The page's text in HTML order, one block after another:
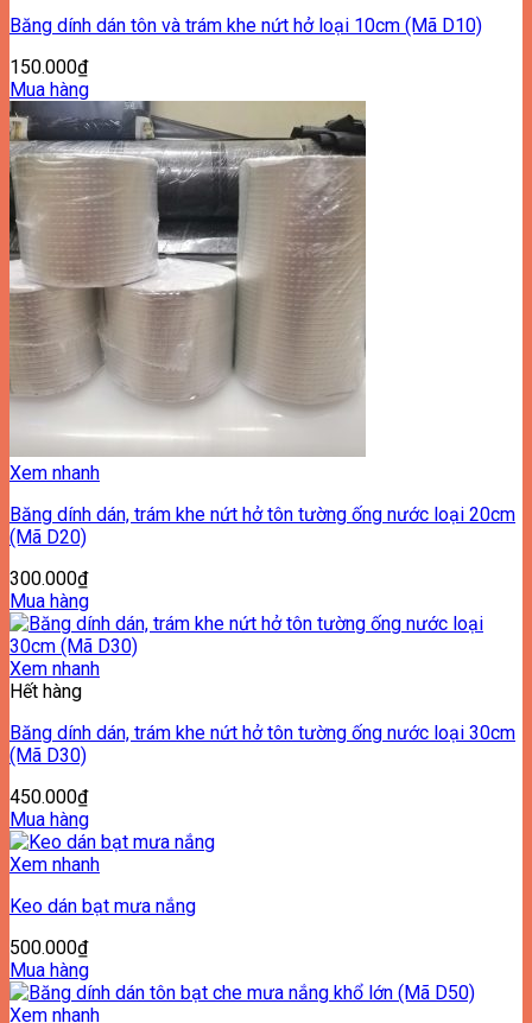
Băng dính dán tôn và trám khe nứt hở loại 10cm (Mã D10)
150.000₫
Mua hàng
Xem nhanh
Băng dính dán, trám khe nứt hở tôn tường ống nước loại 20cm
(Mã D20)
300.000₫
Mua hàng
Xem nhanh
Hết hàng
Băng dính dán, trám khe nứt hở tôn tường ống nước loại 30cm
(Mã D30)
450.000₫
Mua hàng
Xem nhanh
Keo dán bạt mưa nắng
500.000₫
Mua hàng
Xem nhanh